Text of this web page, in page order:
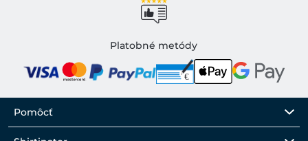
Platobné metódy
Pomôcť